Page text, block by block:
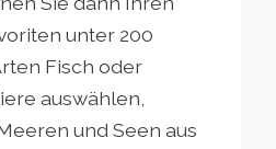
unter 200
Fisch oder
auswählen,
und Seen aus